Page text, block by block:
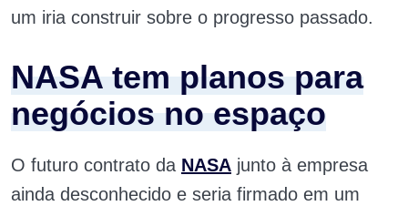
um iria construir sobre o progresso passado.
NASA tem planos para
negócios no espaço
O futuro contrato da NASA junto à empresa
ainda desconhecido e seria firmado em um